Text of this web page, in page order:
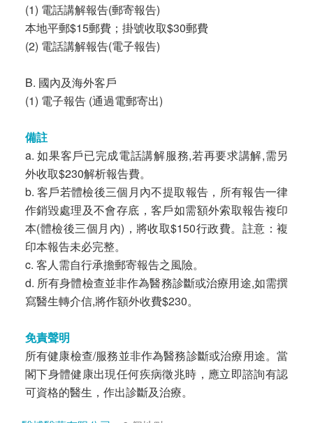
(1) 電話講解報告(郵寄報告)
本地平郵$15郵費；掛號收取$30郵費
(2) 電話講解報告(電子報告)
B. 國內及海外客戶
(1) 電子報告 (通過電郵寄出)
備註
a. 如果客戶已完成電話講解服務,若再要求講解,需另
外收取$230解析報告費。
b. 客戶若體檢後三個月內不提取報告，所有報告一律
作銷毀處理及不會存底，客戶如需額外索取報告複印
本(體檢後三個月內)，將收取$150行政費。註意：複
印本報告未必完整。
c. 客人需自行承擔郵寄報告之風險。
d. 所有身體檢查並非作為醫務診斷或治療用途,如需撰
寫醫生轉介信,將作額外收費$230。
免責聲明
所有健康檢查/服務並非作為醫務診斷或治療用途。當
閣下身體健康出現任何疾病徵兆時，應立即諮詢有認
可資格的醫生，作出診斷及治療。